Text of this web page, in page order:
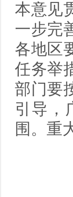
本意见
一步完
各地区
任务举
部门要
引导，
围。重